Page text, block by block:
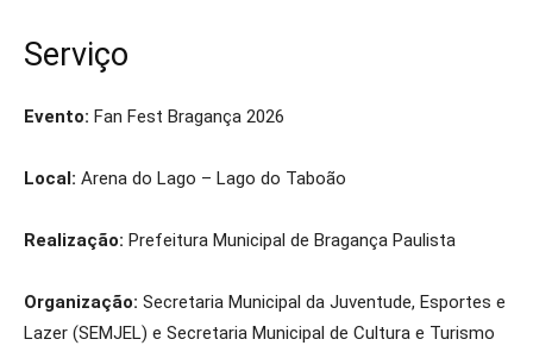
Serviço
Evento: Fan Fest Bragança 2026
Local: Arena do Lago – Lago do Taboão
Realização: Prefeitura Municipal de Bragança Paulista
Organização: Secretaria Municipal da Juventude, Esportes e
Lazer (SEMJEL) e Secretaria Municipal de Cultura e Turismo